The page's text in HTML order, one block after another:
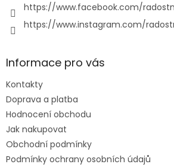
https://www.facebook.com/
https://www.instagram.com/
Informace pro vás
Kontakty
Doprava a platba
Hodnocení obchodu
Jak nakupovat
Obchodní podmínky
Podmínky ochrany osobních údajů